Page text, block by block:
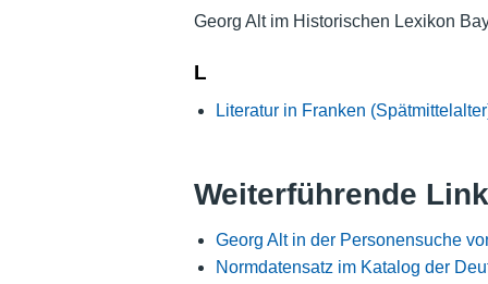
Georg Alt im Historischen Lexikon
L
Literatur in Franken
Weiterführende
Georg Alt in der Personensuche
Normdatensatz im Katalog der